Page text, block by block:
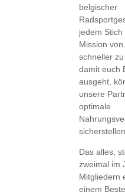
belgischer
jedem Stich
Mission
schneller
damit euch
ausgeht,
unsere
optimale
sicherstellen.
Das alles,
zweimal im
Mitgliedern
einem